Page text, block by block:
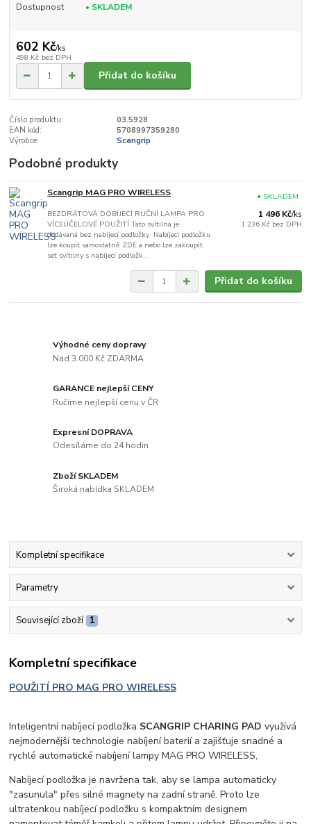
Dostupnost • SKLADEM
602 Kč/ks
498 Kč bez DPH
Přidat do košíku
Číslo produktu:
03.5928
EAN kód:
5708997359280
Výrobce:
Scangrip
Podobné produkty
Scangrip MAG PRO WIRELESS
BEZDRÁTOVÁ DOBÍJECÍ RUČNÍ LAMPA PRO
VÍCEÚČELOVÉ POUŽITÍ Tato svítilna je
dodávaná bez nabíjecí podložky Nabíjecí podložku
lze koupit samostatně ZDE a nebo lze zakoupit
set svítilny s nabíjecí podložk...
1 496 Kč/ks
1 236 Kč bez DPH
• SKLADEM
Přidat do košíku
Výhodné ceny dopravy
Nad 3.000 Kč ZDARMA
GARANCE nejlepší CENY
Ručíme nejlepší cenu v ČR
Expresní DOPRAVA
Odesíláme do 24 hodin
Zboží SKLADEM
Široká nabídka SKLADEM
Kompletní specifikace
Parametry
Související zboží 1
Kompletní specifikace
POUŽITÍ PRO MAG PRO WIRELESS
Inteligentní nabíjecí podložka SCANGRIP CHARING PADvyužívá
nejmodernější technologie nabíjení baterií a zajišťuje snadné a
rychlé automatické nabíjení lampy MAG PRO WIRELESS,
Nabíjecí podložka je navržena tak, aby se lampa automaticky
"zasunula" přes silné magnety na zadní straně. Proto lze
ultratenkou nabíjecí podložku s kompaktním designem